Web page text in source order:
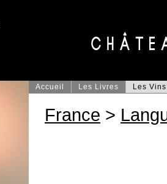
Accueil Les Livres Les Vins
France >